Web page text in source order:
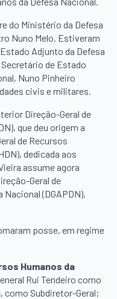
do Ministério da Defesa
Nuno Melo. Estiveram
Adjunto da Defesa
de Estado
Nuno Pinheiro
civis e militares.
Direção-Geral de
que deu origem a
de Recursos
dedicada aos
assume agora
Geral de
(DGAPDN),
posse, em regime
Humanos da
Rui Tendeiro como
, como Subdiretor-Geral;